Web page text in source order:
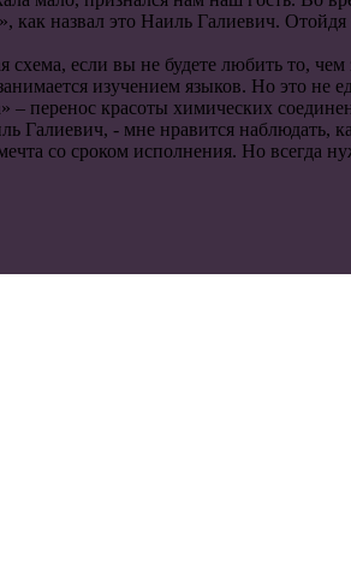
как назвал это Наиль Галиевич.
если вы не будете любить то,
изучением языков. Но это не
– перенос красоты химических
- мне нравится наблюдать,
со сроком исполнения. Но всегда